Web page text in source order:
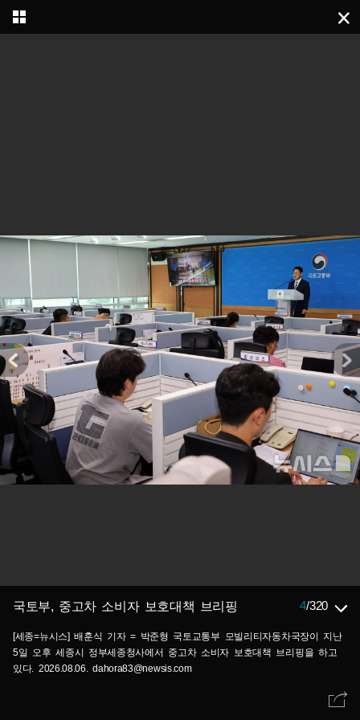
국토부, 중고차 소비자 보호대책 브리핑 4/320
[세종=뉴시스] 배훈식 기자 = 박준형 국토교통부 모빌리티자동차국장이 지난
5일 오후 세종시 정부세종청사에서 중고차 소비자 보호대책 브리핑을 하고
있다. 2026.08.06. dahora83@newsis.com